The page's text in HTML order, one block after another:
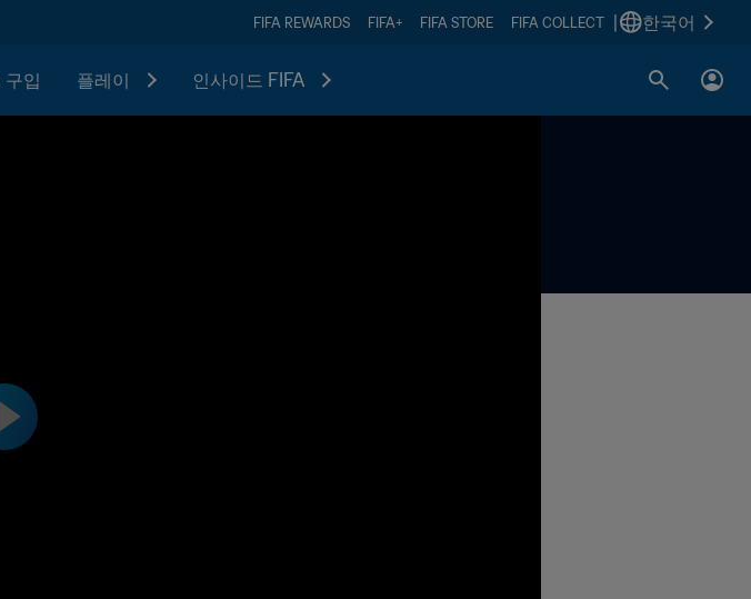
FIFA REWARDS FIFA+ FIFA STORE FIFA COLLECT 한국어
구입 플레이 인사이드 FIFA